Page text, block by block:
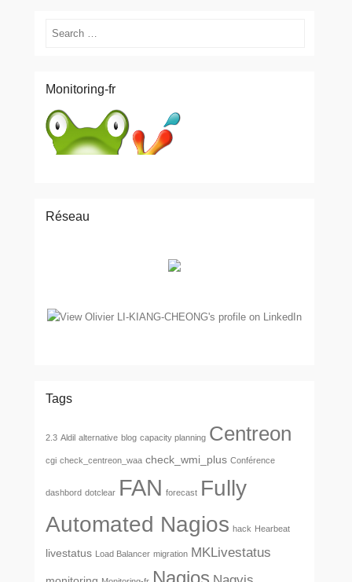
Search
Monitoring-fr
Réseau
Tags
2.3 Aldil alternative blog capacity planning Centreon
cgi check_centreon_waa check_wmi_plus Conférence
dashbord dotclear FAN forecast Fully
Automated Nagios hack Hearbeat
livestatus Load Balancer migration MKLivestatus